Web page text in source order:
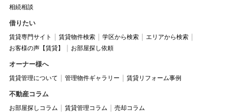
相続相談
借りたい
賃貸専門サイト 賃貸物件検索 学区から検索
エリアから検索
お客様の声【賃貸】
お部屋探し依頼
オーナー様へ
賃貸管理について 管理物件ギャラリー 賃貸リフォーム事例
不動産コラム
お部屋探しコラム 賃貸管理コラム 売却コラム